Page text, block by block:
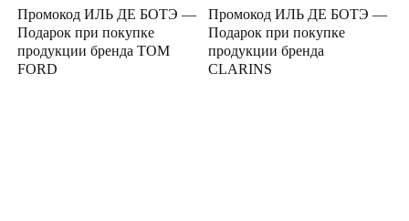
Промокод ИЛЬ ДЕ БОТЭ —
Подарок при покупке
продукции бренда TOM
FORD
Промокод ИЛЬ ДЕ БОТЭ —
Подарок при покупке
продукции бренда
CLARINS